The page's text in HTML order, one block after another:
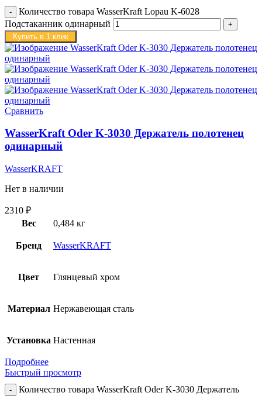
Количество товара WasserKraft Lopau K-6028
Подстаканник одинарный
Купить в 1 клик
Сравнить
WasserKraft Oder K-3030 Держатель полотенец
одинарный
WasserKRAFT
Нет в наличии
2310 ₽
Вес
0,484 кг
Бренд WasserKRAFT
Цвет Глянцевый хром
Материал Нержавеющая сталь
Установка Настенная
Подробнее
Быстрый просмотр
Количество товара WasserKraft Oder K-3030 Держатель